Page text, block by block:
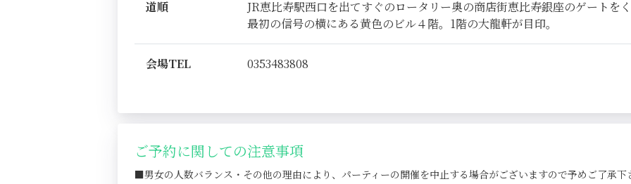
道順
JR恵比寿駅西口を出てすぐのロータリー奥の商店街恵比寿銀座のゲートを
最初の信号の横にある黄色のビル４階。1階の大龍軒が目印。
会場TEL 0353483808
ご予約に関しての注意事項
■男女の人数バランス・その他の理由により、パーティーの開催を中止する場合がございますので予めご了承